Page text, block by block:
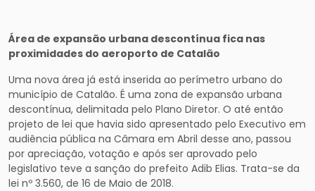
Área de expansão urbana descontínua fica nas
proximidades do aeroporto de Catalão
Uma nova área já está inserida ao perímetro urbano do
município de Catalão. É uma zona de expansão urbana
descontínua, delimitada pelo Plano Diretor. O até então
projeto de lei que havia sido apresentado pelo Executivo em
audiência pública na Câmara em Abril desse ano, passou
por apreciação, votação e após ser aprovado pelo
legislativo teve a sanção do prefeito Adib Elias. Trata-se da
lei nº 3.560, de 16 de Maio de 2018.